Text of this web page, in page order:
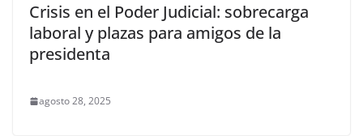
Crisis en el Poder Judicial: sobrecarga
laboral y plazas para amigos de la
presidenta
agosto 28, 2025